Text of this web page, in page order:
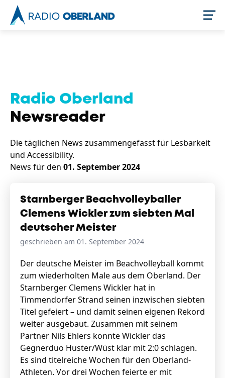
Newsreader
Stellenangebote
Das geheime Geräusch
Fotobox
Amphibienschutz
Team
Programm
Service
Nachgehört
Handwerker
Radio Oberland
Newsreader
Die täglichen News zusammengefasst für Lesbarkeit
und Accessibility.
News für den 01. September 2024
Starnberger Beachvolleyballer
Clemens Wickler zum siebten Mal
deutscher Meister
geschrieben am 01. September 2024
Der deutsche Meister im Beachvolleyball kommt
zum wiederholten Male aus dem Oberland. Der
Starnberger Clemens Wickler hat in
Timmendorfer Strand seinen inzwischen siebten
Titel gefeiert – und damit seinen eigenen Rekord
weiter ausgebaut. Zusammen mit seinem
Partner Nils Ehlers konnte Wickler das
Gegnerduo Huster/Wüst klar mit 2:0 schlagen.
Es sind titelreiche Wochen für den Oberland-
Athleten. Vor drei Wochen feierte er mit